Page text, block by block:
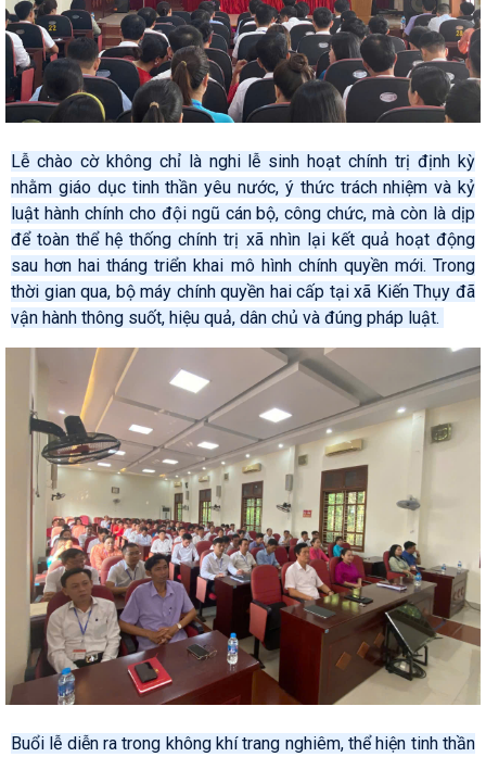
Lễ chào cờ không chỉ là nghi lễ sinh hoạt chính trị định kỳ
nhằm giáo dục tinh thần yêu nước, ý thức trách nhiệm và kỷ
luật hành chính cho đội ngũ cán bộ, công chức, mà còn là dịp
để toàn thể hệ thống chính trị xã nhìn lại kết quả hoạt động
sau hơn hai tháng triển khai mô hình chính quyền mới. Trong
thời gian qua, bộ máy chính quyền hai cấp tại xã Kiến Thụy đã
vận hành thông suốt, hiệu quả, dân chủ và đúng pháp luật.
Buổi lễ diễn ra trong không khí trang nghiêm, thể hiện tinh thần